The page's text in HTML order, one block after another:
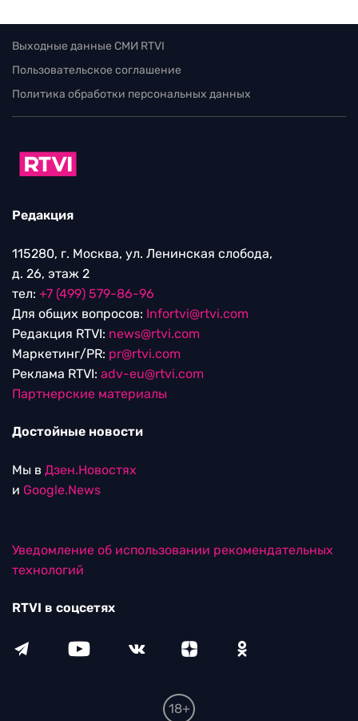
Выходные данные СМИ RTVI
Пользовательское соглашение
Политика обработки персональных данных
Редакция
115280, г. Москва, ул. Ленинская слобода,
д. 26, этаж 2
тел: +7 (499) 579-86-96
Для общих вопросов: Infortvi@rtvi.com
Редакция RTVI: news@rtvi.com
Маркетинг/PR: pr@rtvi.com
Реклама RTVI: adv-eu@rtvi.com
Партнерские материалы
Достойные новости
Мы в Дзен.Новостях
и Google.News
Уведомление об использовании рекомендательных
технологий
RTVI в соцсетях
18+